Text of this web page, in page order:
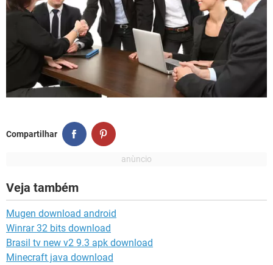
Compartilhar
Veja também
Mugen download android
Winrar 32 bits download
Brasil tv new v2 9.3 apk download
Minecraft java download